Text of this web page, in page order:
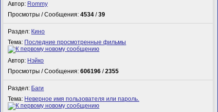
Автор: Rommy
Просмотры / Сообщения:4534 /39
Раздел: Кино
Тема: Последние просмотренные фильмы
Автор: Нэйко
Просмотры / Сообщения:606196 /2355
Раздел: Баги
Тема: Неверное имя пользователя или пароль.